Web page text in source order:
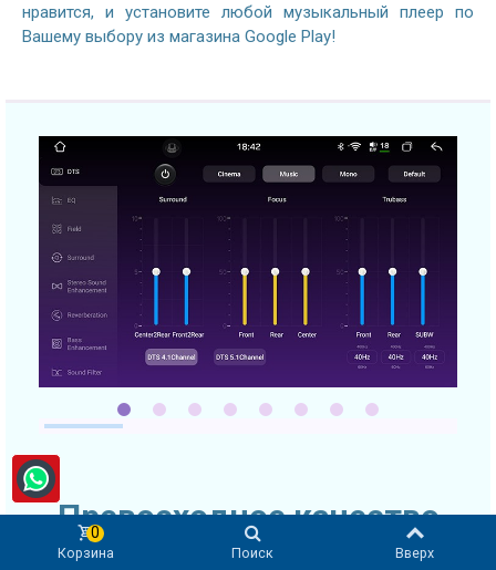
нравится, и установите любой музыкальный плеер по
Вашему выбору из магазина Google Play!
Превосходное качество
звука
Корзина
0
Поиск Вверх